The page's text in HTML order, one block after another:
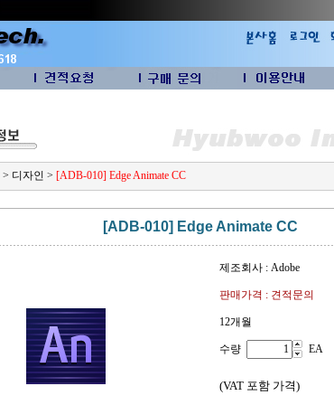
> 디자인 > [ADB-010] Edge Animate CC
[ADB-010] Edge Animate CC
제조회사 : Adobe
판매가격 : 견적문의
12개월
수량 EA
(VAT 포함 가격)